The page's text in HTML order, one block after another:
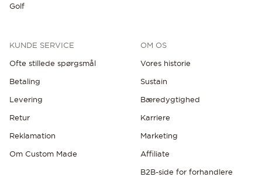
Golf
KUNDE SERVICE
Ofte stillede spørgsmål
Betaling
Levering
Retur
Reklamation
Om Custom Made
OM OS
Vores historie
Sustain
Bæredygtighed
Karriere
Marketing
Affiliate
B2B-side for forhandlere